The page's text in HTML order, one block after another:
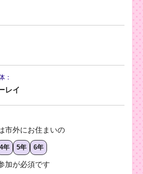
：
レイ
市外にお住まいの
4年 5年 6年
加が必須です